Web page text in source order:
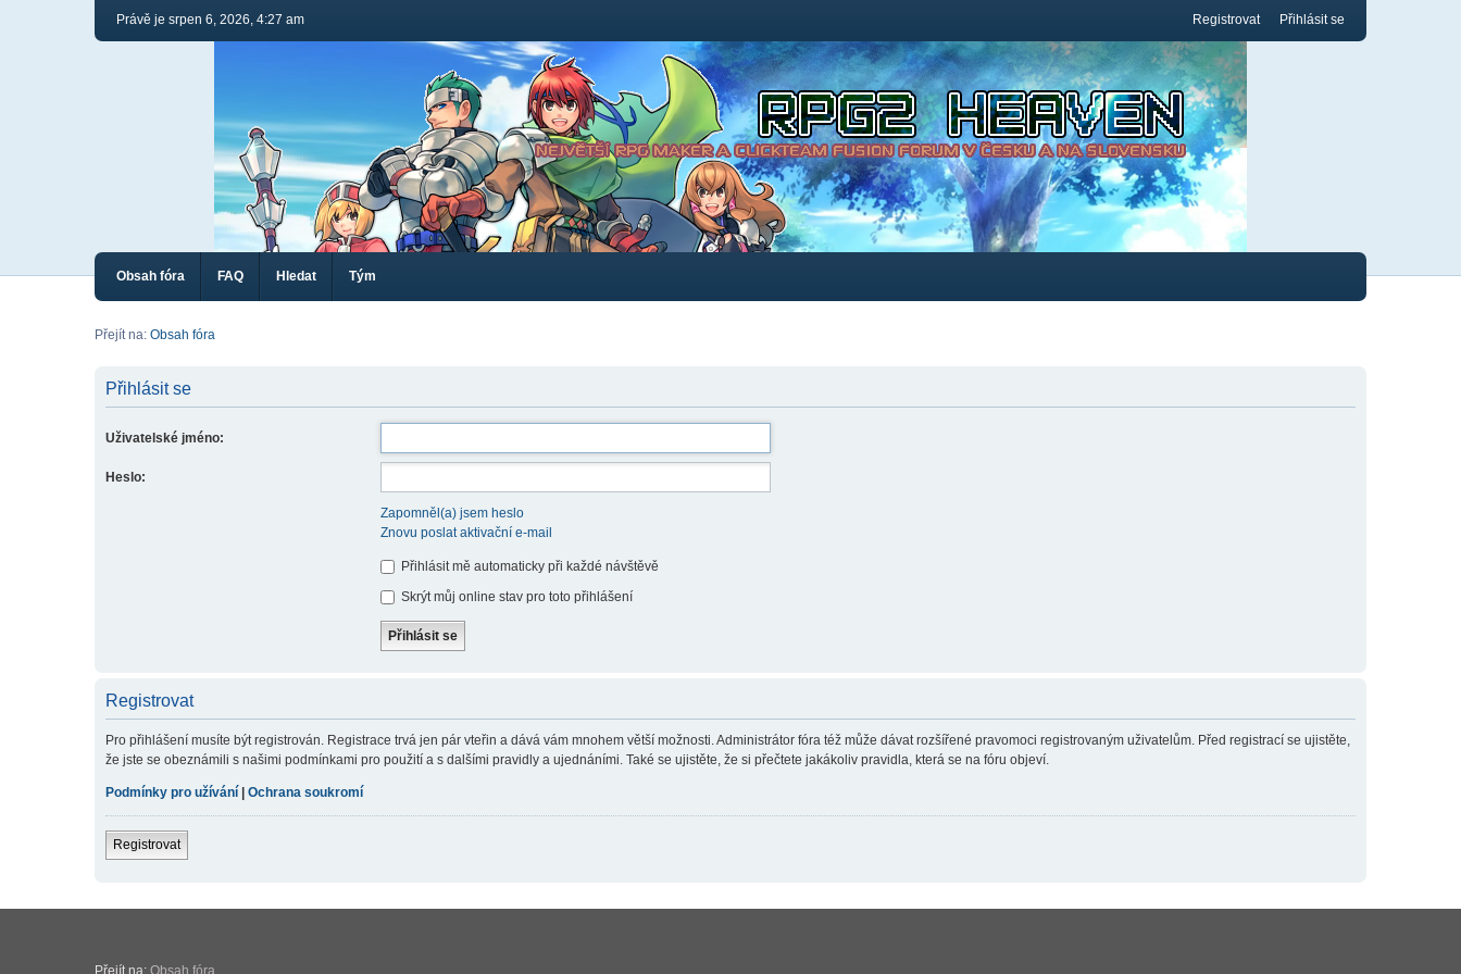
Právě je srpen 6, 2026, 4:27 am Registrovat Přihlásit se
Obsah fóra FAQ Hledat Tým
Přejít na: Obsah fóra
Přihlásit se
Uživatelské jméno:
Heslo:
Zapomněl(a) jsem heslo
Znovu poslat aktivační e-mail
Přihlásit mě automaticky při každé návštěvě
Skrýt můj online stav pro toto přihlášení
Registrovat
Pro přihlášení musíte být registrován. Registrace trvá jen pár vteřin a dává vám mnohem větší možnosti. Administrátor fóra též může dávat rozšířené pravomoci registrovaným uživatelům. Před registrací se ujistěte,
že jste se obeznámili s našimi podmínkami pro použití a s dalšími pravidly a ujednáními. Také se ujistěte, že si přečtete jakákoliv pravidla, která se na fóru objeví.
Podmínky pro užívání Ochrana soukromí
Registrovat
Přejít na: Obsah fóra